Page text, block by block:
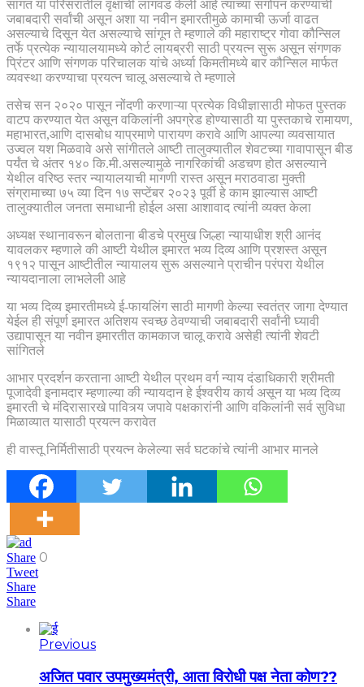
सांगत या परिसरातील वृक्षांची लागवड केली आहे त्याच्या संगोपन करण्याची
जबाबदारी सर्वांची असून अशा या नवीन इमारतीमुळे कामाची ऊर्जा वाढत
असल्याचे दिसून येत असल्याचे सांगून ते म्हणाले की महाराष्ट्र गोवा कौन्सिल
तर्फे प्रत्येक न्यायालयामध्ये कोर्ट लायब्ररी साठी प्रयत्न सुरू असून संगणक
प्रिंटर आणि संगणक परिचालक यांचे अर्ध्या किमतीमध्ये बार कौन्सिल मार्फत
व्यवस्था करण्याचा प्रयत्न चालू असल्याचे ते म्हणाले
तसेच सन २०२० पासून नोंदणी करणाऱ्या प्रत्येक विधीज्ञासाठी मोफत पुस्तक
वाटप करण्यात येत असून वकिलांनी अपग्रेड होण्यासाठी या पुस्तकाचे रामायण,
महाभारत,आणि दासबोध याप्रमाणे पारायण करावे आणि आपल्या व्यवसायात
उज्वल यश मिळवावे असे सांगीतले आष्टी तालुक्यातील शेवटच्या गावापासून बीड
पर्यंत चे अंतर १४० कि.मी.असल्यामुळे नागरिकांची अडचण होत असल्याने
येथील वरिष्ठ स्तर न्यायालयाची मागणी रास्त असून मराठवाडा मुक्ती
संग्रामाच्या ७५ व्या दिन १७ सप्टेंबर २०२३ पूर्वी हे काम झाल्यास आष्टी
तालुक्यातील जनता समाधानी होईल असा आशावाद त्यांनी व्यक्त केला
अध्यक्ष स्थानावरून बोलताना बीडचे प्रमुख जिल्हा न्यायाधीश श्री आनंद
यावलकर म्हणाले की आष्टी येथील इमारत भव्य दिव्य आणि प्रशस्त असून
१९१२ पासून आष्टीतील न्यायालय सुरू असल्याने प्राचीन परंपरा येथील
न्यायदानाला लाभलेली आहे
या भव्य दिव्य इमारतीमध्ये ई-फायलिंग साठी मागणी केल्या स्वतंत्र जागा देण्यात
येईल ही संपूर्ण इमारत अतिशय स्वच्छ ठेवण्याची जबाबदारी सर्वांनी घ्यावी
उद्यापासून या नवीन इमारतीत कामकाज चालू करावे असेही त्यांनी शेवटी
सांगितले
आभार प्रदर्शन करताना आष्टी येथील प्रथम वर्ग न्याय दंडाधिकारी श्रीमती
पूजादेवी इनामदार म्हणाल्या की न्यायदान हे ईश्वरीय कार्य असून या भव्य दिव्य
इमारती चे मंदिरासारखे पावित्र्य जपावे पक्षकारांनी आणि वकिलांनी सर्व सुविधा
मिळाव्यात यासाठी प्रयत्न करावेत
ही वास्तू निर्मितीसाठी प्रयत्न केलेल्या सर्व घटकांचे त्यांनी आभार मानले
Share 0
Tweet
Share
Share
Previous
अजित पवार उपमुख्यमंत्री, आता विरोधी पक्ष नेता कोण??